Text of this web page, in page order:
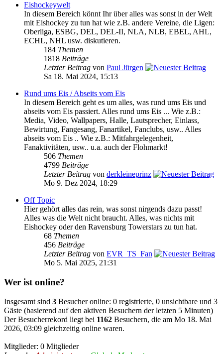
Eishockeywelt
In diesem Bereich könnt Ihr über alles was sonst in der Welt
mit Eishockey zu tun hat wie z.B. andere Vereine, die Ligen:
Oberliga, ESBG, DEL, DEL-II, NLA, NLB, EBEL, AHL,
ECHL, NHL usw. diskutieren.
184 Themen
1818 Beiträge
Letzter Beitrag von Paul Jürgen
Sa 18. Mai 2024, 15:13
Rund ums Eis / Abseits vom Eis
In diesem Bereich geht es um alles, was rund ums Eis und
abseits vom Eis passiert. Alles rund ums Eis ... Wie z.B.:
Media, Video, Wallpapers, Halle, Lautsprecher, Einlass,
Bewirtung, Fangesang, Fanartikel, Fanclubs, usw.. Alles
abseits vom Eis .. Wie z.B.: Mitfahrgelegenheit,
Fanaktivitäten, usw.. u.a. auch der Flohmarkt!
506 Themen
4799 Beiträge
Letzter Beitrag von derkleineprinz
Mo 9. Dez 2024, 18:29
Off Topic
Hier gehört alles das rein, was sonst nirgends dazu passt!
Alles was die Welt nicht braucht. Alles, was nichts mit
Eishockey oder den Ravensburg Towerstars zu tun hat.
68 Themen
456 Beiträge
Letzter Beitrag von EVR_TS_Fan
Mo 5. Mai 2025, 21:31
Wer ist online?
Insgesamt sind 3 Besucher online: 0 registrierte, 0 unsichtbare und 3
Gäste (basierend auf den aktiven Besuchern der letzten 5 Minuten)
Der Besucherrekord liegt bei 1162 Besuchern, die am Mo 18. Mai
2026, 03:09 gleichzeitig online waren.
Mitglieder: 0 Mitglieder